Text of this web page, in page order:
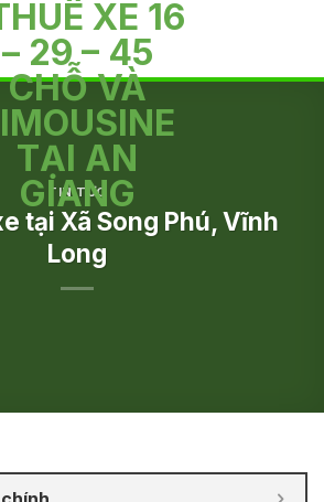
TIN TỨC
tại Xã Song Phú, Vĩnh
Long